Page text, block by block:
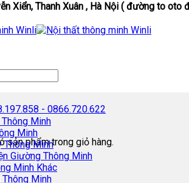
Xiển, Thanh Xuân , Hà Nội ( đường to oto
- 0866.720.622
sản phẩm trong giỏ hàng.
Thông Minh
Minh
Thông Minh
Giường Thông Minh
Minh Khác
Minh